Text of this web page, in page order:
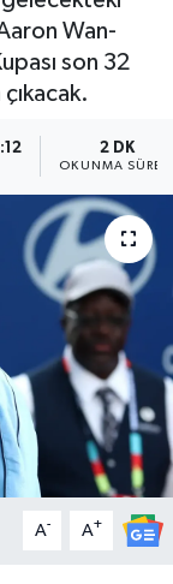
Wan-
son 32
2 DK
OKUNMA
A- A+